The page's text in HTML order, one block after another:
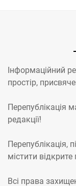
Інформаційний
простір,
Перепублікація
редакції!
Перепублікація,
містити
Всі права